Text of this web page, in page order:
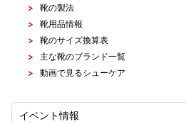
靴の製法
靴用品情報
靴のサイズ換算表
主な靴のブランド一覧
動画で見るシューケア
イベント情報